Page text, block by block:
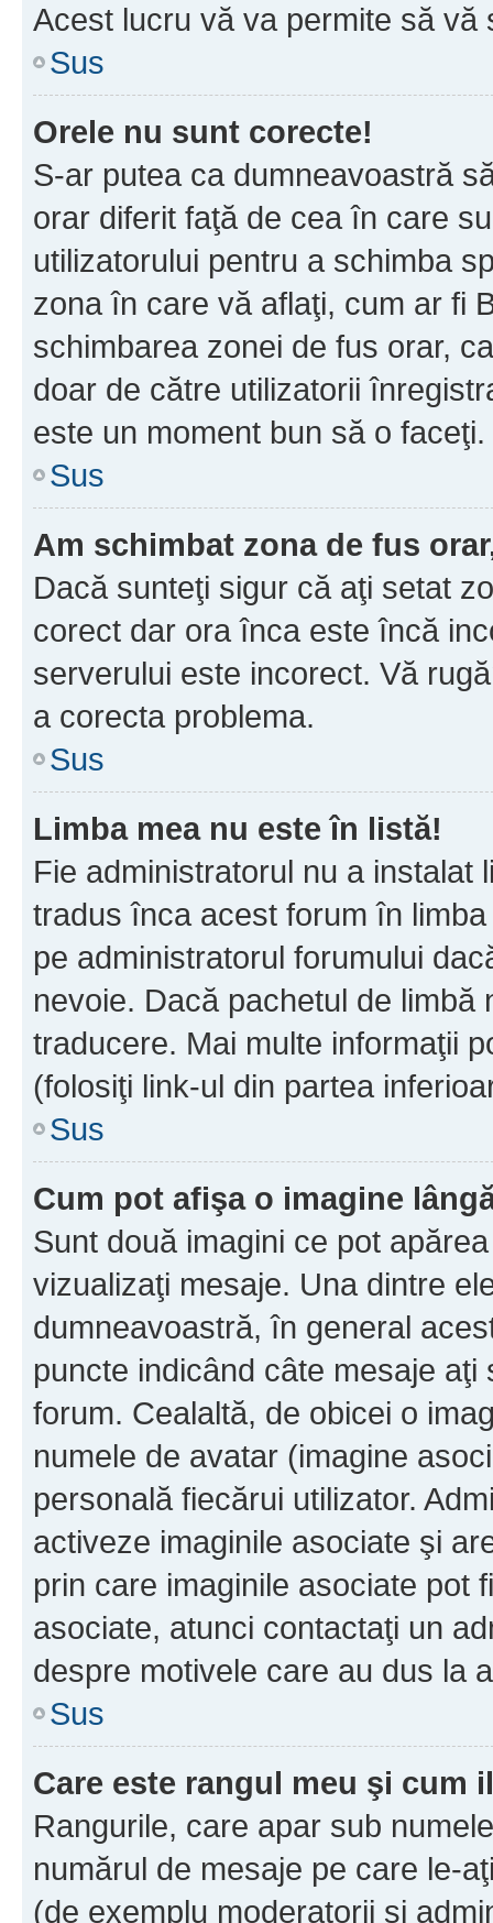
Acest lucru vă va permite să vă
Sus
Orele nu sunt corecte!
S-ar putea ca dumneavoastră
orar diferit faţă de cea în care
utilizatorului pentru a schimba
zona în care vă aflaţi, cum ar fi
schimbarea zonei de fus orar,
doar de către utilizatorii
este un moment bun să o faceţi.
Sus
Am schimbat zona de fus
Dacă sunteţi sigur că aţi setat
corect dar ora înca este încă
serverului este incorect. Vă
a corecta problema.
Sus
Limba mea nu este în listă!
Fie administratorul nu a instalat
tradus înca acest forum în
pe administratorul forumului
nevoie. Dacă pachetul de
traducere. Mai multe informaţii
(folosiţi link-ul din partea
Sus
Cum pot afişa o imagine
Sunt două imagini ce pot
vizualizaţi mesaje. Una dintre
dumneavoastră, în general
puncte indicând câte mesaje
forum. Cealaltă, de obicei o
numele de avatar (imagine
personală fiecărui utilizator.
activeze imaginile asociate şi
prin care imaginile asociate pot
asociate, atunci contactaţi un
despre motivele care au dus la
Sus
Care este rangul meu şi cum
Rangurile, care apar sub
numărul de mesaje pe care le-
(de exemplu moderatorii şi